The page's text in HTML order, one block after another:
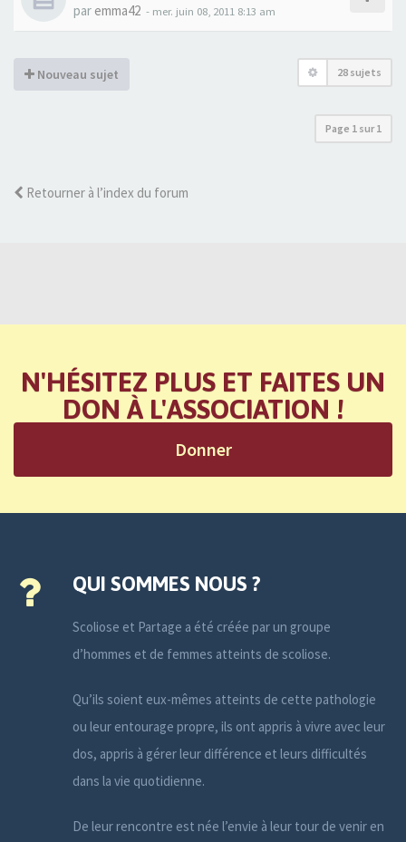
par emma42 - mer. juin 08, 2011 8:13 am
Nouveau sujet 28 sujets
Page 1 sur1
Retourner à l’index du forum
N'HÉSITEZ PLUS ET FAITES UN
DON À L'ASSOCIATION !
Donner
QUI SOMMES NOUS ?
Scoliose et Partage a été créée par un groupe
d’hommes et de femmes atteints de scoliose.
Qu’ils soient eux-mêmes atteints de cette pathologie
ou leur entourage propre, ils ont appris à vivre avec leur
dos, appris à gérer leur différence et leurs difficultés
dans la vie quotidienne.
De leur rencontre est née l’envie à leur tour de venir en